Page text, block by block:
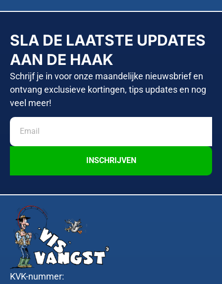
SLA DE LAATSTE UPDATES
AAN DE HAAK
Schrijf je in voor onze maandelijke nieuwsbrief en
ontvang exclusieve kortingen, tips updates en nog
veel meer!
INSCHRIJVEN
KVK-nummer: